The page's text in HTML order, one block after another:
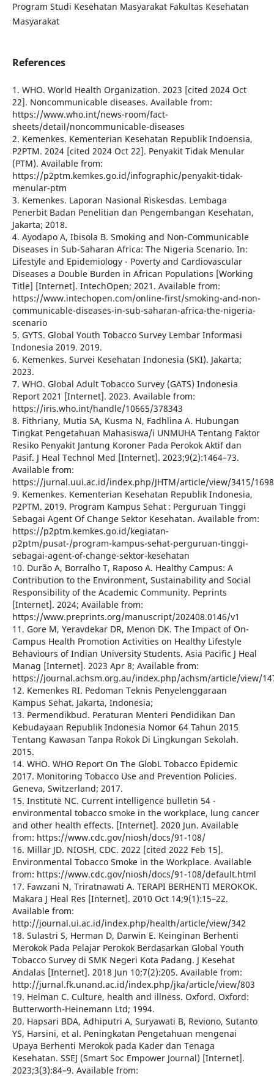
Program Studi Kesehatan Masyarakat Fakultas Kesehatan
Masyarakat
References
1. WHO. World Health Organization. 2023 [cited 2024 Oct
22]. Noncommunicable diseases. Available from:
https://www.who.int/news-room/fact-
sheets/detail/noncommunicable-diseases
2. Kemenkes. Kementerian Kesehatan Republik Indoensia,
P2PTM. 2024 [cited 2024 Oct 22]. Penyakit Tidak Menular
(PTM). Available from:
https://p2ptm.kemkes.go.id/infographic/penyakit-tidak-
menular-ptm
3. Kemenkes. Laporan Nasional Riskesdas. Lembaga
Penerbit Badan Penelitian dan Pengembangan Kesehatan,
Jakarta; 2018.
4. Ayodapo A, Ibisola B. Smoking and Non-Communicable
Diseases in Sub-Saharan Africa: The Nigeria Scenario. In:
Lifestyle and Epidemiology - Poverty and Cardiovascular
Diseases a Double Burden in African Populations [Working
Title] [Internet]. IntechOpen; 2021. Available from:
https://www.intechopen.com/online-first/smoking-and-non-
communicable-diseases-in-sub-saharan-africa-the-nigeria-
scenario
5. GYTS. Global Youth Tobacco Survey Lembar Informasi
Indonesia 2019. 2019.
6. Kemenkes. Survei Kesehatan Indonesia (SKI). Jakarta;
2023.
7. WHO. Global Adult Tobacco Survey (‎GATS)‎ Indonesia
Report 2021 [Internet]. 2023. Available from:
https://iris.who.int/handle/10665/378343
8. Fithriany, Mutia SA, Kusma N, Fadhlina A. Hubungan
Tingkat Pengetahuan Mahasiswa/i UNMUHA Tentang Faktor
Resiko Penyakit Jantung Koroner Pada Perokok Aktif dan
Pasif. J Heal Technol Med [Internet]. 2023;9(2):1464–73.
Available from:
https://jurnal.uui.ac.id/index.php/JHTM/article/view/3415/1698
9. Kemenkes. Kementerian Kesehatan Republik Indonesia,
P2PTM. 2019. Program Kampus Sehat : Perguruan Tinggi
Sebagai Agent Of Change Sektor Kesehatan. Available from:
https://p2ptm.kemkes.go.id/kegiatan-
p2ptm/pusat-/program-kampus-sehat-perguruan-tinggi-
sebagai-agent-of-change-sektor-kesehatan
10. Durão A, Borralho T, Raposo A. Healthy Campus: A
Contribution to the Environment, Sustainability and Social
Responsibility of the Academic Community. Peprints
[Internet]. 2024; Available from:
https://www.preprints.org/manuscript/202408.0146/v1
11. Gore M, Yeravdekar DR, Menon DK. The Impact of On-
Campus Health Promotion Activities on Healthy Lifestyle
Behaviours of Indian University Students. Asia Pacific J Heal
Manag [Internet]. 2023 Apr 8; Available from:
https://journal.achsm.org.au/index.php/achsm/article/view/
12. Kemenkes RI. Pedoman Teknis Penyelenggaraan
Kampus Sehat. Jakarta, Indonesia;
13. Permendikbud. Peraturan Menteri Pendidikan Dan
Kebudayaan Republik Indonesia Nomor 64 Tahun 2015
Tentang Kawasan Tanpa Rokok Di Lingkungan Sekolah.
2015.
14. WHO. WHO Report On The GlobL Tobacco Epidemic
2017. Monitoring Tobacco Use and Prevention Policies.
Geneva, Switzerland; 2017.
15. Institute NC. Current intelligence bulletin 54 -
environmental tobacco smoke in the workplace, lung cancer
and other health effects. [Internet]. 2020 Jun. Available
from: https://www.cdc.gov/niosh/docs/91-108/
16. Millar JD. NIOSH, CDC. 2022 [cited 2022 Feb 15].
Environmental Tobacco Smoke in the Workplace. Available
from: https://www.cdc.gov/niosh/docs/91-108/default.html
17. Fawzani N, Triratnawati A. TERAPI BERHENTI MEROKOK.
Makara J Heal Res [Internet]. 2010 Oct 14;9(1):15–22.
Available from:
http://journal.ui.ac.id/index.php/health/article/view/342
18. Sulastri S, Herman D, Darwin E. Keinginan Berhenti
Merokok Pada Pelajar Perokok Berdasarkan Global Youth
Tobacco Survey di SMK Negeri Kota Padang. J Kesehat
Andalas [Internet]. 2018 Jun 10;7(2):205. Available from:
http://jurnal.fk.unand.ac.id/index.php/jka/article/view/803
19. Helman C. Culture, health and illness. Oxford. Oxford:
Butterworth-Heinemann Ltd; 1994.
20. Hapsari BDA, Adhiputri A, Suryawati B, Reviono, Sutanto
YS, Harsini, et al. Peningkatan Pengetahuan mengenai
Upaya Berhenti Merokok pada Kader dan Tenaga
Kesehatan. SSEJ (Smart Soc Empower Journal) [Internet].
2023;3(3):84–9. Available from: